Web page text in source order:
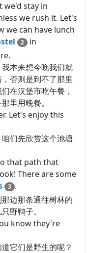
stay in
we rush it. Let's
we can have lunch
2
in
本来想今晚我们就
否则是到不了那里
在汉堡市吃午餐，
里用晚餐。
Let's enjoy this
们先欣赏这个池塘
that path that
There are some
3 .
边那条通往树林的
野鸭子。
know they're
它们是野生的呢？